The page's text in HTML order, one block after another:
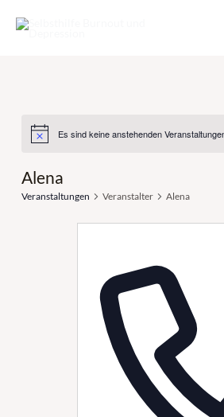
Inhalt
Es sind keine anstehenden
Alena
Veranstaltungen Veranstalter Alena